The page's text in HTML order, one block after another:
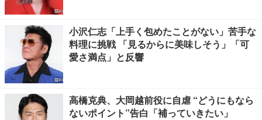
小沢仁志「上手く包めたことがない」苦手な
料理に挑戦 「見るからに美味しそう」「可
愛さ満点」と反響
高橋克典、大岡越前役に自虐 “どうにもなら
ないポイント”告白「補っていきたい」